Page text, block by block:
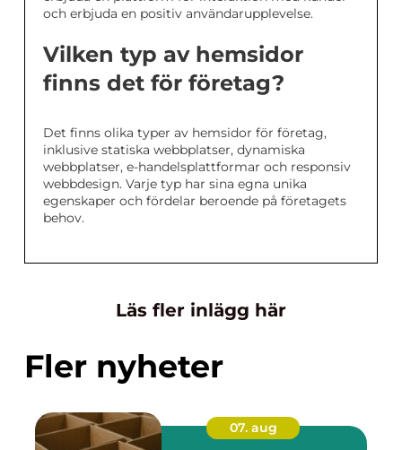
och erbjuda en positiv användarupplevelse.
Vilken typ av hemsidor
finns det för företag?
Det finns olika typer av hemsidor för företag,
inklusive statiska webbplatser, dynamiska
webbplatser, e-handelsplattformar och responsiv
webbdesign. Varje typ har sina egna unika
egenskaper och fördelar beroende på företagets
behov.
Läs fler inlägg här
Fler nyheter
07. aug